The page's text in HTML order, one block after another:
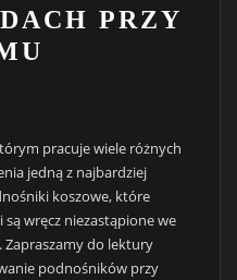
PRZY
pracuje wiele różnych
jedną z najbardziej
koszowe, które
są wręcz niezastąpione we
Zapraszamy do lektury
podnośników przy